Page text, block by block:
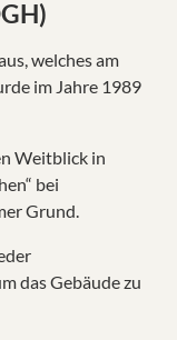
welches am
im Jahre 1989
Weitblick in
bei
Grund.
das Gebäude zu